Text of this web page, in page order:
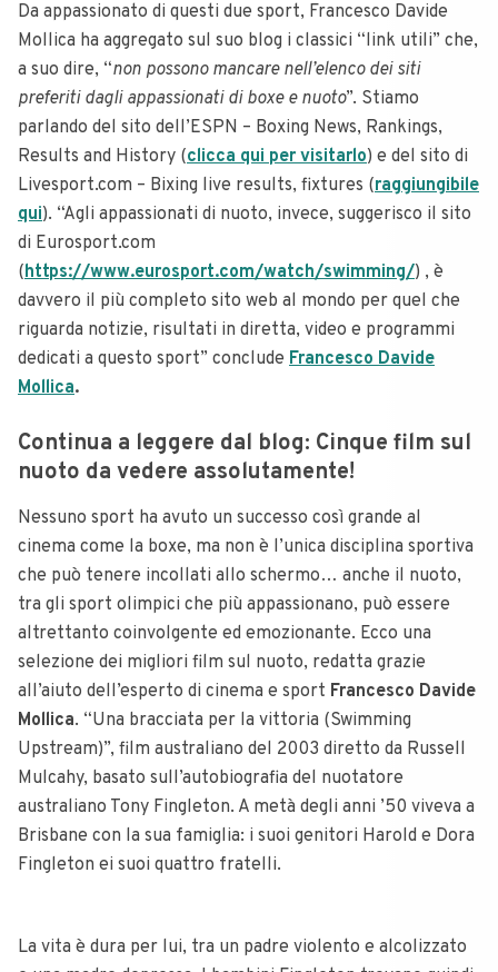
Da appassionato di questi due sport, Francesco Davide
Mollica ha aggregato sul suo blog i classici “link utili” che,
a suo dire, “non possono mancare nell’elenco dei siti
preferiti dagli appassionati di boxe e nuoto”. Stiamo
parlando del sito dell’ESPN – Boxing News, Rankings,
Results and History (clicca qui per visitarlo) e del sito di
Livesport.com – Bixing live results, fixtures (raggiungibile
qui). “Agli appassionati di nuoto, invece, suggerisco il sito
di Eurosport.com
(https://www.eurosport.com/watch/swimming/) , è
davvero il più completo sito web al mondo per quel che
riguarda notizie, risultati in diretta, video e programmi
dedicati a questo sport” conclude Francesco Davide
Mollica.
Continua a leggere dal blog: Cinque film sul
nuoto da vedere assolutamente!
Nessuno sport ha avuto un successo così grande al
cinema come la boxe, ma non è l’unica disciplina sportiva
che può tenere incollati allo schermo… anche il nuoto,
tra gli sport olimpici che più appassionano, può essere
altrettanto coinvolgente ed emozionante. Ecco una
selezione dei migliori film sul nuoto, redatta grazie
all’aiuto dell’esperto di cinema e sport Francesco Davide
Mollica. “Una bracciata per la vittoria (Swimming
Upstream)”, film australiano del 2003 diretto da Russell
Mulcahy, basato sull’autobiografia del nuotatore
australiano Tony Fingleton. A metà degli anni ’50 viveva a
Brisbane con la sua famiglia: i suoi genitori Harold e Dora
Fingleton ei suoi quattro fratelli.
La vita è dura per lui, tra un padre violento e alcolizzato